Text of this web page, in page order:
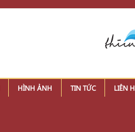
HÌNH ẢNH TIN TỨC LIÊN